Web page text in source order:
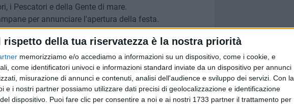
rispetto della tua riservatezza è la nostra priorità
memorizziamo e/o accediamo a informazioni su un dispositivo, come i cookie, e
come identificatori univoci e informazioni standard inviate da un dispositivo per annunci
misurazione di annunci e contenuti, analisi dell'audience e sviluppo dei servizi. Con la
e i nostri partner possiamo utilizzare dati precisi di geolocalizzazione e identificazione
dispositivo. Puoi fare clic per consentire a noi e ai nostri 1733 partner il trattamento per
i Pescatori e della Gente di mare.
per annunciare l'apertura della festa.
Lops, Coordinatore della Zona pastorale S. Nicola il
Mastrulli, Cancelliere dell' Arcidiocesi.
Moscetta, Padre Spirituale della Confraternita e
presieduta da S. E. Mons. Leonardo D 'Ascenzo,